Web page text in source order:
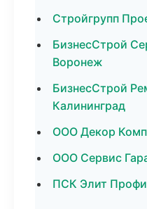
Стройгрупп
БизнесСтрой
Воронеж
БизнесСтрой
Калининград
ООО Декор
ООО Сервис
ПСК Элит